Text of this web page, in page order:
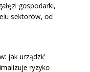
gospodarki,
sektorów, od
jak urządzić
ryzyko